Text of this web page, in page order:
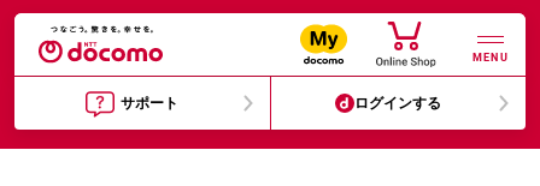
MENU
サポート ログインする